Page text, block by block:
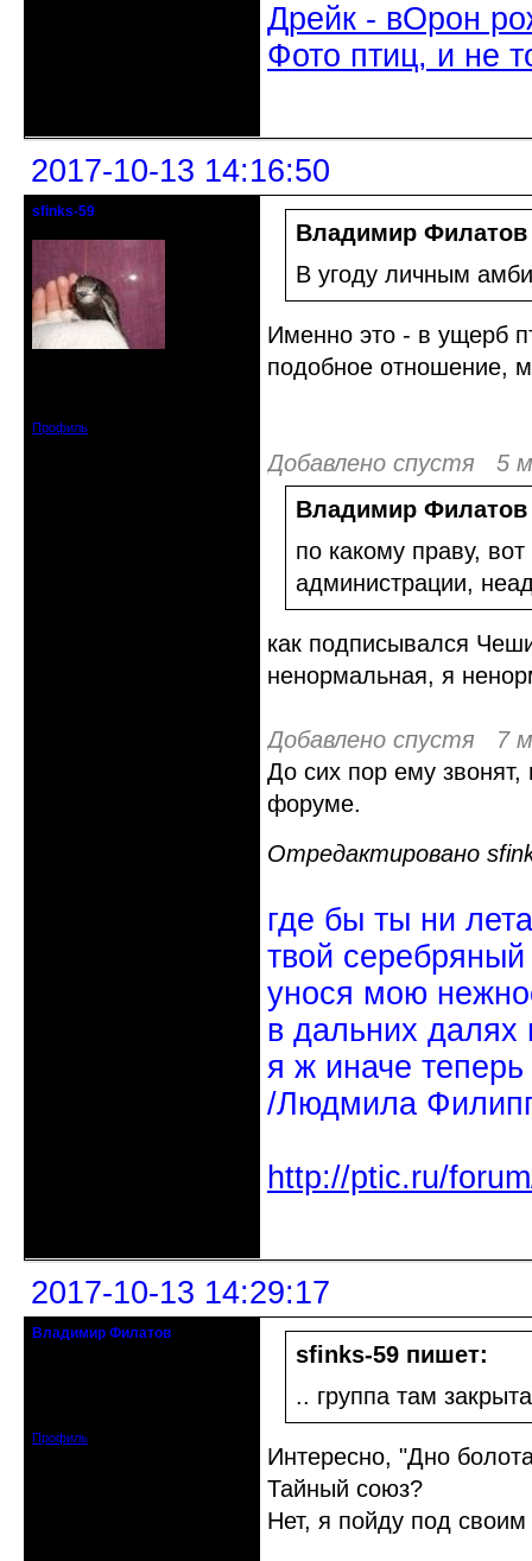
Дрейк - вОрон
Фото птиц, и не
2017-10-13 14:16:50
sfinks-59
Профиль
Владимир
В угоду личным
Именно это - в ущерб
подобное отношение,
Добавлено спустя 5
Владимир
по какому праву,
администрации,
как подписывался
ненормальная, я
Добавлено спустя 7
До сих пор ему
форуме.
Отредактировано
где бы ты ни
твой
унося мою
в дальних
я ж иначе
/Людмила
http://ptic.ru/
2017-10-13 14:29:17
Владимир Филатов
Профиль
sfinks-59 пишет:
.. группа там
Интересно, "Дно
Тайный союз?
Нет, я пойду под